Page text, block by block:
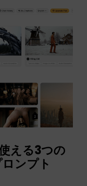
える3つの
ンプト